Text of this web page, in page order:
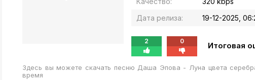
Дата релиза:
19-12-2025,
2 0 Итоговая
Здесь вы можете скачать песню Даша Эпова - Луна цвета
время